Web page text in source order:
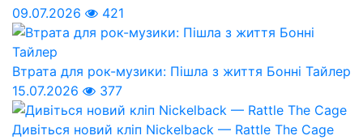
09.07.2026 421
Втрата для рок-музики: Пішла з життя Бонні Тайлер
15.07.2026
377
Дивіться новий кліп Nickelback — Rattle The Cage